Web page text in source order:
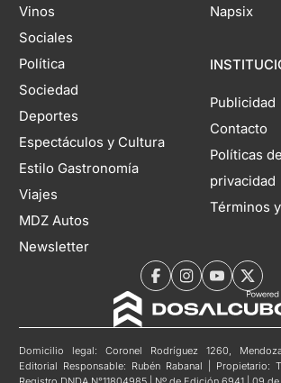
Vinos
Sociales
Política
Sociedad
Deportes
Espectáculos y Cultura
Estilo Gastronomía
Viajes
MDZ Autos
Newsletter
Napsix
Publicidad
Contacto
Políticas
privacidad
Términos
Domicilio legal: Coronel Rodríguez 1260,
Editorial Responsable: Rubén Rabanal | Propietario: